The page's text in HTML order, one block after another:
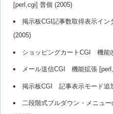
[perl,cgi] 普個 (2005)
掲示板CGI記事数取得表示イ
(2005)
ショッピングカートCGI 機能
メール送信CGI 機能拡張
掲示板CGI 記事表示モード追
二段階式プルダウン・メニュ